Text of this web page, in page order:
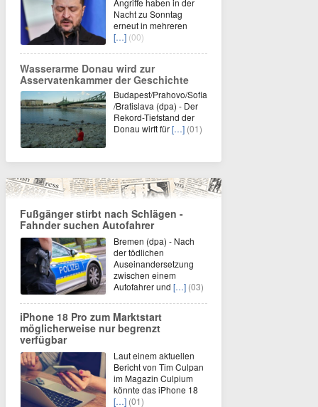
Angriffe haben in der
Nacht zu Sonntag
erneut in mehreren
[…] (00)
Wasserarme Donau wird zur
Asservatenkammer der Geschichte
Budapest/Prahovo/Sofia
/Bratislava (dpa) - Der
Rekord-Tiefstand der
Donau wirft für[…] (01)
Fußgänger stirbt nach Schlägen -
Fahnder suchen Autofahrer
Bremen (dpa) - Nach
der tödlichen
Auseinandersetzung
zwischen einem
Autofahrer und […] (03)
iPhone 18 Pro zum Marktstart
möglicherweise nur begrenzt
verfügbar
Laut einem aktuellen
Bericht von Tim Culpan
im Magazin Culpium
könnte das iPhone 18
[…] (01)